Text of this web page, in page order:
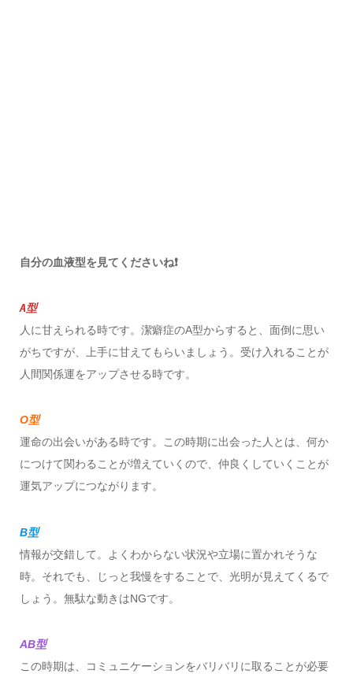
自分の血液型を見てくださいね❗️
A型
人に甘えられる時です。潔癖症のA型からすると、面倒に思い
がちですが、上手に甘えてもらいましょう。受け入れることが
人間関係運をアップさせる時です。
O型
運命の出会いがある時です。この時期に出会った人とは、何か
につけて関わることが増えていくので、仲良くしていくことが
運気アップにつながります。
B型
情報が交錯して。よくわからない状況や立場に置かれそうな
時。それでも、じっと我慢をすることで、光明が見えてくるで
しょう。無駄な動きはNGです。
AB型
この時期は、コミュニケーションをバリバリに取ることが必要